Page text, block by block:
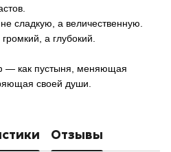
сладкую, а величественную.
а глубокий.
— как пустыня, меняющая
своей души.
Отзывы